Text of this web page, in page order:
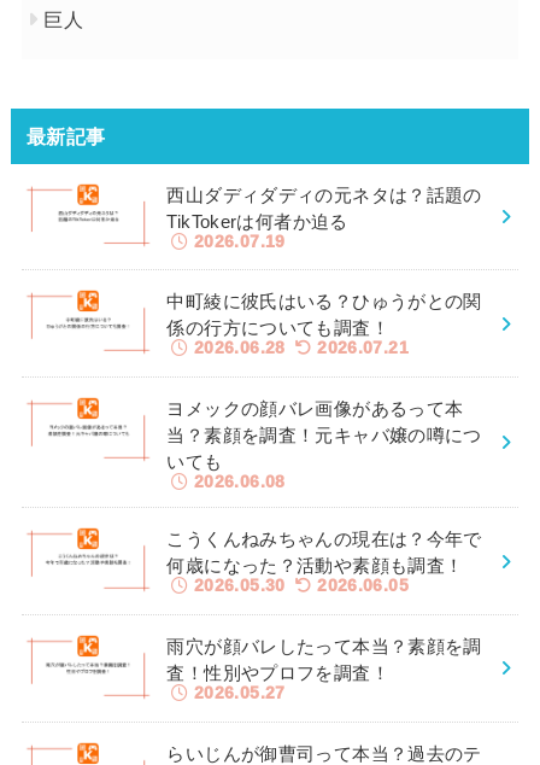
巨人
最新記事
西山ダディダディの元ネタは？話題の
TikTokerは何者か迫る
2026.07.19
中町綾に彼氏はいる？ひゅうがとの関
係の行方についても調査！
2026.06.28 2026.07.21
ヨメックの顔バレ画像があるって本
当？素顔を調査！元キャバ嬢の噂につ
いても
2026.06.08
こうくんねみちゃんの現在は？今年で
何歳になった？活動や素顔も調査！
2026.05.30 2026.06.05
雨穴が顔バレしたって本当？素顔を調
査！性別やプロフを調査！
2026.05.27
らいじんが御曹司って本当？過去のテ